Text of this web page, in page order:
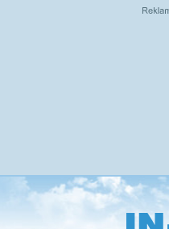
Přejít
na
hlavní
obsah